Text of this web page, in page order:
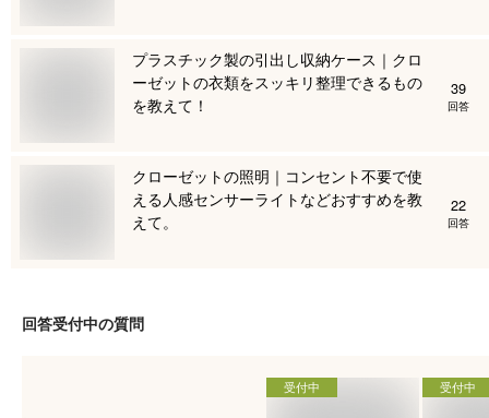
プラスチック製の引出し収納ケース｜クロ
ーゼットの衣類をスッキリ整理できるもの
を教えて！
39
回答
クローゼットの照明｜コンセント不要で使
える人感センサーライトなどおすすめを教
えて。
22
回答
回答受付中の質問
受付中 受付中